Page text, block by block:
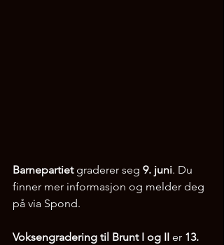
Barnepartiet graderer seg 9. juni. Du
finner mer informasjon og melder deg
på via Spond.
Voksen­gradering til Brunt I og II er 13.